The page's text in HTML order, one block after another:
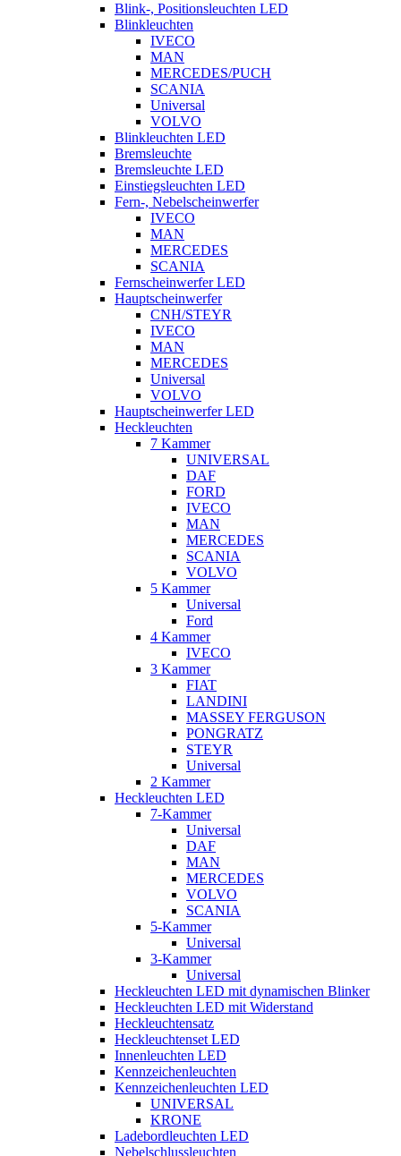
Blink-, Positionsleuchten LED
Blinkleuchten
IVECO
MAN
MERCEDES/PUCH
SCANIA
Universal
VOLVO
Blinkleuchten LED
Bremsleuchte
Bremsleuchte LED
Einstiegsleuchten LED
Fern-, Nebelscheinwerfer
IVECO
MAN
MERCEDES
SCANIA
Fernscheinwerfer LED
Hauptscheinwerfer
CNH/STEYR
IVECO
MAN
MERCEDES
Universal
VOLVO
Hauptscheinwerfer LED
Heckleuchten
7 Kammer
UNIVERSAL
DAF
FORD
IVECO
MAN
MERCEDES
SCANIA
VOLVO
5 Kammer
Universal
Ford
4 Kammer
IVECO
3 Kammer
FIAT
LANDINI
MASSEY FERGUSON
PONGRATZ
STEYR
Universal
2 Kammer
Heckleuchten LED
7-Kammer
Universal
DAF
MAN
MERCEDES
VOLVO
SCANIA
5-Kammer
Universal
3-Kammer
Universal
Heckleuchten LED mit dynamischen Blinker
Heckleuchten LED mit Widerstand
Heckleuchtensatz
Heckleuchtenset LED
Innenleuchten LED
Kennzeichenleuchten
Kennzeichenleuchten LED
UNIVERSAL
KRONE
Ladebordleuchten LED
Nebelschlussleuchten